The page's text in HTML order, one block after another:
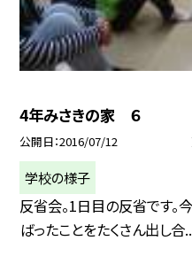
4年みさきの家 ６
公開日 2016/07/12
学校の様子
反省会。1日目の反省です。
ばったことをたくさん出し合